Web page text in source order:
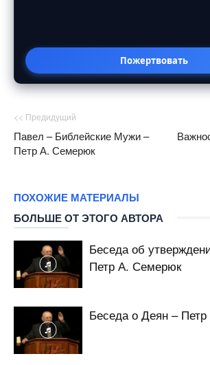
Пожертвовать
<< Предидущий
Павел – Библейские Мужи –
Петр А. Семерюк
ПОХОЖИЕ МАТЕРИАЛЫ
БОЛЬШЕ ОТ ЭТОГО АВТОРА
Беседа об
Петр А. Семерюк
Беседа о Деян –